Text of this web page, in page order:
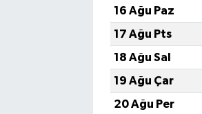
16 Ağu Paz
17 Ağu Pts
18 Ağu Sal
19 Ağu Çar
20 Ağu Per